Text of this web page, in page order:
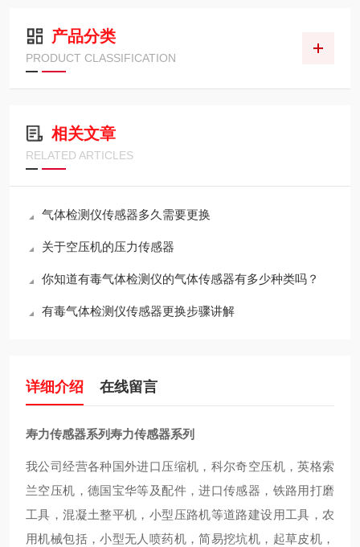
产品分类
PRODUCT CLASSIFICATION
相关文章
RELATED ARTICLES
气体检测仪传感器多久需要更换
关于空压机的压力传感器
你知道有毒气体检测仪的气体传感器有多少种类吗？
有毒气体检测仪传感器更换步骤讲解
详细介绍 在线留言
寿力传感器系列寿力传感器系列
我公司经营各种国外进口压缩机，科尔奇空压机，英格索
兰空压机，德国宝华等及配件，进口传感器，铁路用打磨
工具，混凝土整平机，小型压路机等道路建设用工具，农
用机械包括，小型无人喷药机，简易挖坑机，起草皮机，